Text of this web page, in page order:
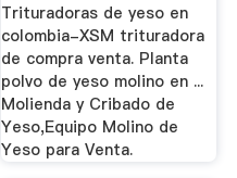
Trituradoras de yeso en
colombia-XSM trituradora
de compra venta. Planta
polvo de yeso molino en ...
Molienda y Cribado de
Yeso,Equipo Molino de
Yeso para Venta.